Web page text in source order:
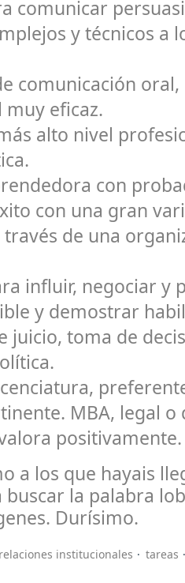
comunicar
y técnicos a
comunicación oral,
eficaz.
alto nivel
con
con una gran
de una
influir, negociar y
y demostrar
juicio, toma de
MBA, legal
positivamente.
a los que hayais
buscar la palabra
Durísimo.
relaciones institucionales tareas